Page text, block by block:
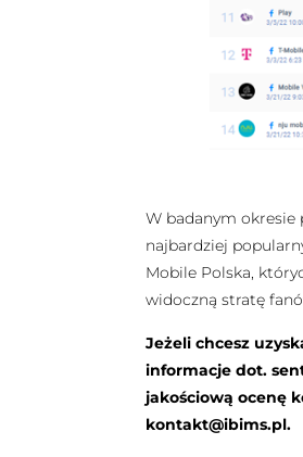
W badanym okresie
najbardziej
Mobile Polska,
widoczną stratę
Jeżeli chcesz
informacje dot.
jakościową ocenę
kontakt@ibims.pl.